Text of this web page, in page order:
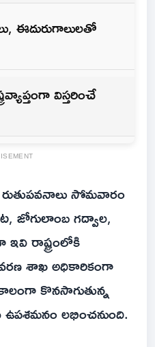
ఈదురుగాలులతో
విస్తరించే
రుతుపవనాలు సోమవారం
జోగులాంబ గద్వాల,
రాష్ట్రంలోకి
శాఖ అధికారికంగా
కొనసాగుతున్న
ఉపశమనం లభించనుంది.